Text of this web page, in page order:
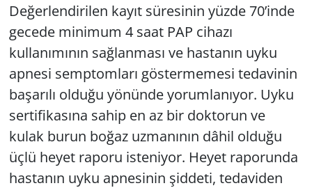
Değerlendirilen kayıt süresinin yüzde 70’inde
gecede minimum 4 saat PAP cihazı
kullanımının sağlanması ve hastanın uyku
apnesi semptomları göstermemesi tedavinin
başarılı olduğu yönünde yorumlanıyor. Uyku
sertifikasına sahip en az bir doktorun ve
kulak burun boğaz uzmanının dâhil olduğu
üçlü heyet raporu isteniyor. Heyet raporunda
hastanın uyku apnesinin şiddeti, tedaviden